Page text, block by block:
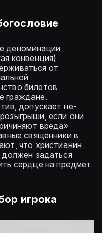
деноминации
конвенция)
от
билетов
граждане.
допускает не­
если они
вреда»
священники в
что христианин
задаться
сердце на предмет
игрока